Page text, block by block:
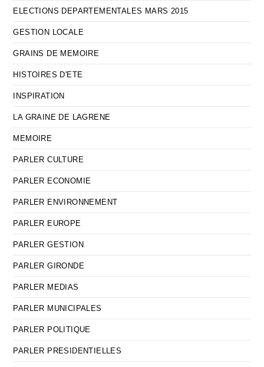
ELECTIONS DEPARTEMENTALES MARS 2015
GESTION LOCALE
GRAINS DE MEMOIRE
HISTOIRES D'ETE
INSPIRATION
LA GRAINE DE LAGRENE
MEMOIRE
PARLER CULTURE
PARLER ECONOMIE
PARLER ENVIRONNEMENT
PARLER EUROPE
PARLER GESTION
PARLER GIRONDE
PARLER MEDIAS
PARLER MUNICIPALES
PARLER POLITIQUE
PARLER PRESIDENTIELLES